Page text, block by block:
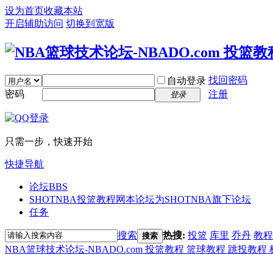
设为首页收藏本站
开启辅助访问 切换到宽版
自动登录 找回密码
密码
登录 注册
只需一步，快速开始
快捷导航
论坛BBS
SHOTNBA投篮教程网本论坛为SHOTNBA旗下论坛
任务
搜索 搜索 热搜: 投篮 库里 乔丹 教程
NBA篮球技术论坛-NBADO.com 投篮教程 篮球教程 跳投教程